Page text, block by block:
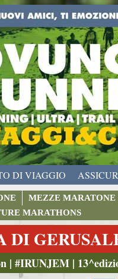
DI VIAGGIO
MEZZE MARATONE
MARATHONS
DI
| #IRUNJEM |